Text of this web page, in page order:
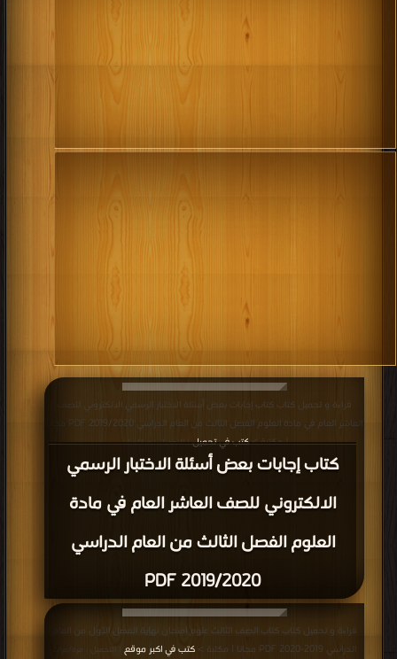
كتاب إجابات بعض أسئلة الاختبار الرسمي
الالكتروني للصف العاشر العام في مادة
العلوم الفصل الثالث من العام الدراسي
2019/2020 PDF
قراءة و تحميل كتاب كتاب إجابات بعض أسئلة الاختبار الرسمي الالكتروني للصف
| مكتبة >كتب في تحميل| التحميل : مرة/مرات
قراءة و تحميل كتاب كتاب الصف الثالث علوم امتحان نهاية الفصل الأول من العام
الدراسي 2019-2020 PDF مجانا | مكتبة >
كتب في اكبر موقع | التحميل : مرة/مرات